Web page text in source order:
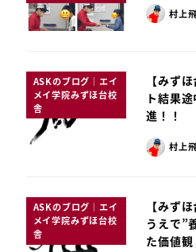
村上
ASKのブログ｜エイ
メイ学院みずほ台校
舎
【みず
ト結果
進！！
村上
ASKのブログ｜エイ
メイ学院みずほ台校
舎
【みず
うえで”
た価値観